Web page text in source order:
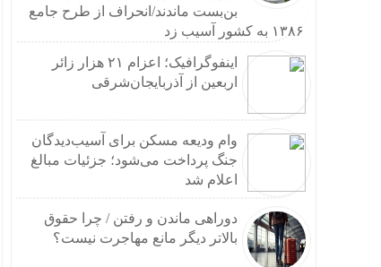
بن‌بست ماندند/انحراف از طرح جامع
۱۳۸۶ به کشور آسیب زد
اینفوگرافیک؛ اعزام ۲۱ هزار زائر
اربعین از آذربایجان‌شرقی
وام ودیعه مسکن برای آسیب‌دیدگان
جنگ پرداخت می‌شود؛ جزئیات مبالغ
اعلام شد
دوراهی ماندن و رفتن / چرا حقوق
بالاتر دیگر مانع مهاجرت نیست؟